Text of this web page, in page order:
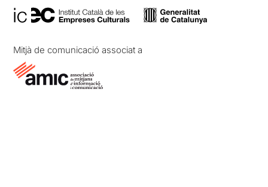
Mitjà de comunicació associat a